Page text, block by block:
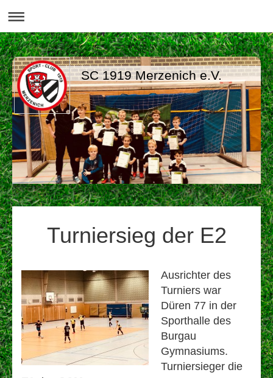
SC 1919 Merzenich e.V.
Turniersieg der E2
Ausrichter des
Turniers war
Düren 77 in der
Sporthalle des
Burgau
Gymnasiums.
Turniersieger die